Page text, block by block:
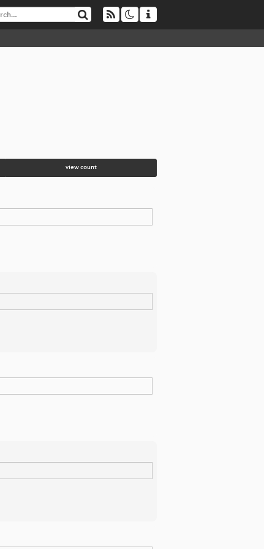
view count